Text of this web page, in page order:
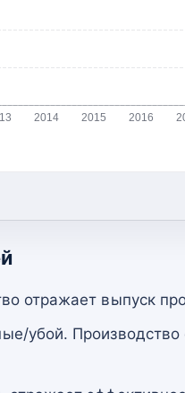
2014 2015 2016
отражает выпуск
убой.